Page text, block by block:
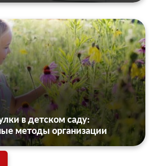
в детском саду:
методы организации